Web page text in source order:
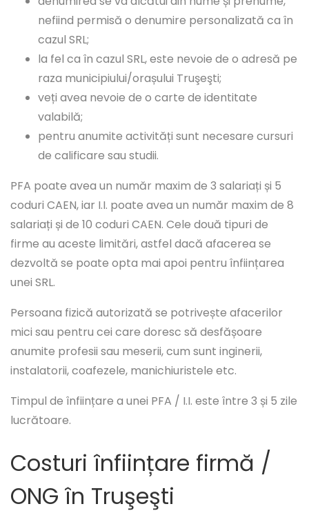
nefiind permisă o denumire personalizată ca în
cazul SRL;
la fel ca în cazul SRL, este nevoie de o adresă pe
raza municipiului/orașului Truşeşti;
veți avea nevoie de o carte de identitate
valabilă;
pentru anumite activități sunt necesare cursuri
de calificare sau studii.
PFA poate avea un număr maxim de 3 salariați și 5
coduri CAEN, iar I.I. poate avea un număr maxim de 8
salariați și de 10 coduri CAEN. Cele două tipuri de
firme au aceste limitări, astfel dacă afacerea se
dezvoltă se poate opta mai apoi pentru înființarea
unei SRL.
Persoana fizică autorizată se potrivește afacerilor
mici sau pentru cei care doresc să desfășoare
anumite profesii sau meserii, cum sunt inginerii,
instalatorii, coafezele, manichiuristele etc.
Timpul de înființare a unei PFA / I.I. este între 3 și 5 zile
lucrătoare.
Costuri înființare firmă /
ONG în Truşeşti